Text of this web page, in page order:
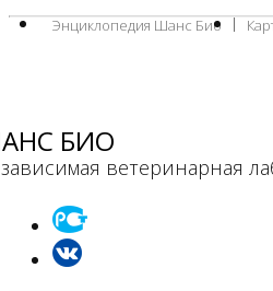
Энциклопедия Шанс Био
БИО
ветеринарная